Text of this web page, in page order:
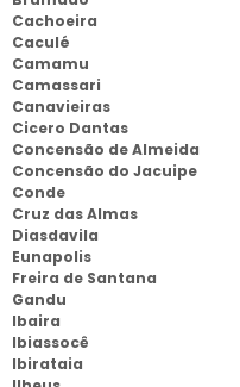
Cachoeira
Caculé
Camamu
Camassari
Canavieiras
Cicero Dantas
Concensão de Almeida
Concensão do Jacuipe
Conde
Cruz das Almas
Diasdavila
Eunapolis
Freira de Santana
Gandu
Ibaira
Ibiassocê
Ibirataia